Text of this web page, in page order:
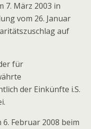
7. März 2003 in
vom 26. Januar
auf
für
der Einkünfte i.S.
Februar 2008 beim